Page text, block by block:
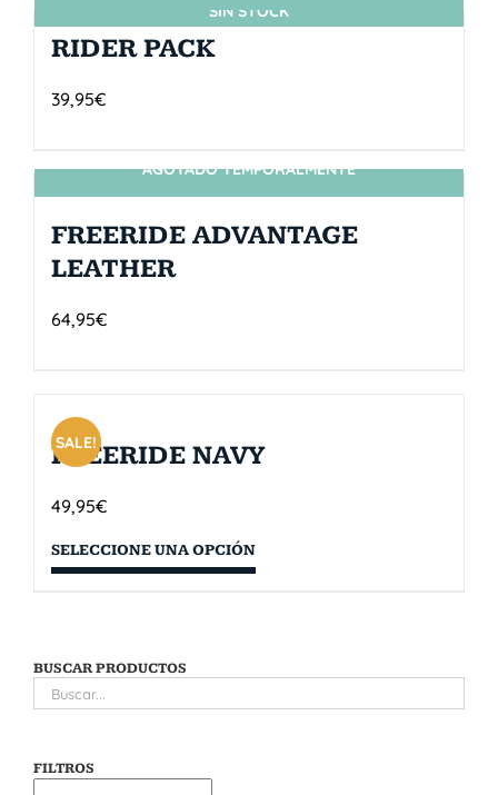
SIN STOCK
RIDER PACK
39,95€
SIN STOCK
AGOTADO TEMPORALMENTE
FREERIDE ADVANTAGE
LEATHER
64,95€
SALE!
FREERIDE NAVY
49,95€
SELECCIONE UNA OPCIÓN
BUSCAR PRODUCTOS
FILTROS